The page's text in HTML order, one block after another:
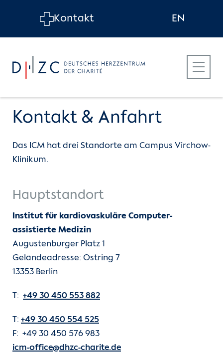
Über das Institut
Projekte
Forschungsfelder
Forschungsprojekte
Studium & Lehre
Kontakt & Anfahrt
Kontakt & Anfahrt
Das ICM hat drei Standorte am Campus Virchow-
Klinikum.
Hauptstandort
Institut für kardiovaskuläre Computer-
assistierte Medizin
Augustenburger Platz 1
Geländeadresse: Ostring 7
13353 Berlin
T: +49 30 450 553 882
T: +49 30 450 554 525
F: +49 30 450 576 983
icm-office@dhzc-charite.de
Kontakt EN